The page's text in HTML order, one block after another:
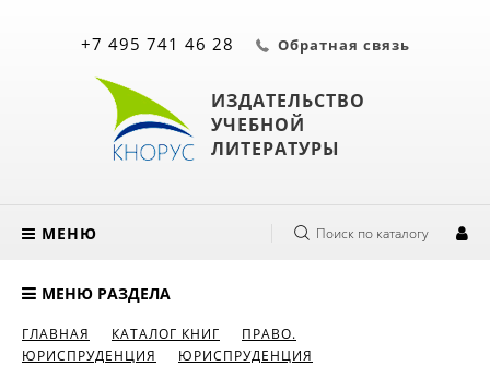
ИЗДАТЕЛЬСТВО
УЧЕБНОЙ
ЛИТЕРАТУРЫ
+7 495 741 46 28 Обратная связь
МЕНЮ Поиск по каталогу
МЕНЮ РАЗДЕЛА
ГЛАВНАЯ КАТАЛОГ КНИГ
ПРАВО.
ЮРИСПРУДЕНЦИЯ
ЮРИСПРУДЕНЦИЯ